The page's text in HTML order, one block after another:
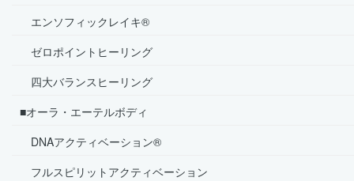
エンソフィックレイキ®
ゼロポイントヒーリング
四大バランスヒーリング
■オーラ・エーテルボディ
DNAアクティベーション®
フルスピリットアクティベーション